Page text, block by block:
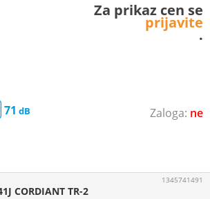
ne
71
Za prikaz cen se
prijavite
.
CORDIANT TR-2
1345741491